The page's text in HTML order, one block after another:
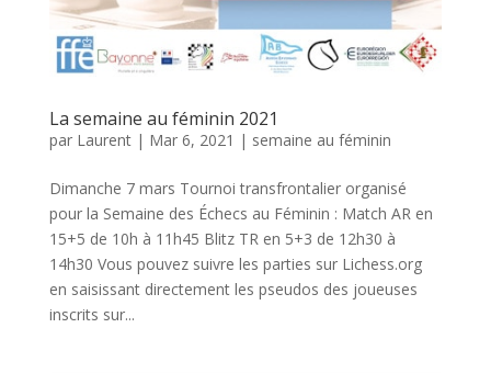
La semaine au féminin 2021
par Laurent| Mar 6, 2021 | semaine au féminin
Dimanche 7 mars Tournoi transfrontalier organisé
pour la Semaine des Échecs au Féminin : Match AR en
15+5 de 10h à 11h45 Blitz TR en 5+3 de 12h30 à
14h30 Vous pouvez suivre les parties sur Lichess.org
en saisissant directement les pseudos des joueuses
inscrits sur...